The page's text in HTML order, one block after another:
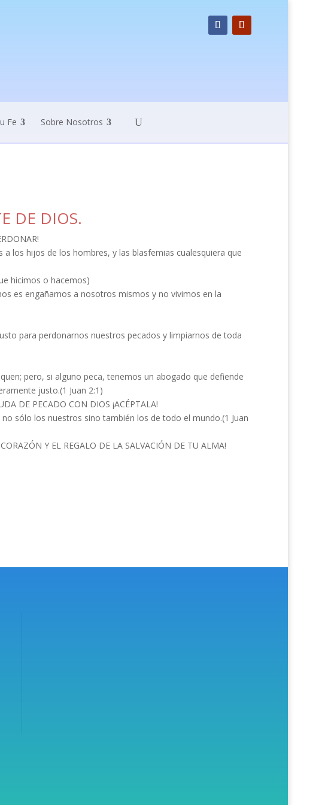
Fe Sobre Nosotros
DE DIOS.
los hijos de los hombres, y las blasfemias cualesquiera que
hicimos o hacemos)
es engañarnos a nosotros mismos y no vivimos en la
para perdonarnos nuestros pecados y limpiarnos de toda
pero, si alguno peca, tenemos un abogado que defiende
justo.(1 Juan 2:1)
DE PECADO CON DIOS ¡ACÉPTALA!
sólo los nuestros sino también los de todo el mundo.(1 Juan
Y EL REGALO DE LA SALVACIÓN DE TU ALMA!